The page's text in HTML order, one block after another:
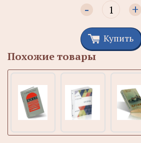
- +
Купить
Похожие товары